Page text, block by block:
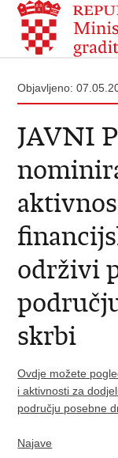
Objavljeno:
JAVNI
održivi
skrbi
Ovdje možete
i aktivnosti za
području posebne
Najave